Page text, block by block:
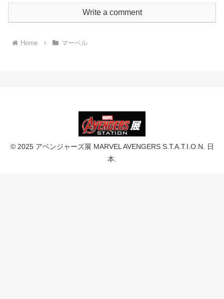
Write a comment
Home マーベル
© 2025 アベンジャーズ展 MARVEL AVENGERS S.T.A.T.I.O.N. 日
本.